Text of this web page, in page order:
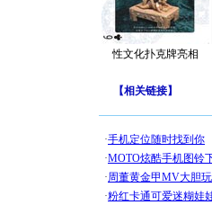
性文化扑克牌亮相
【相关链接】